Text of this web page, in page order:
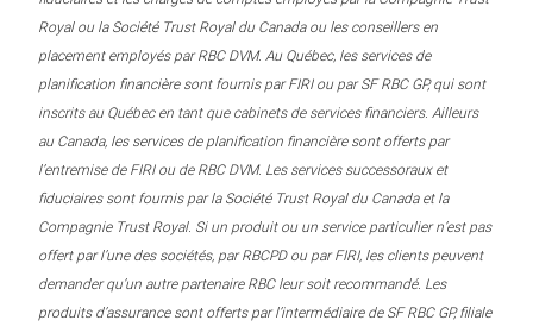
Royal ou la Société Trust Royal du Canada ou les conseillers en
placement employés par RBC DVM. Au Québec, les services de
planification financière sont fournis par FIRI ou par SF RBC GP, qui sont
inscrits au Québec en tant que cabinets de services financiers. Ailleurs
au Canada, les services de planification financière sont offerts par
l’entremise de FIRI ou de RBC DVM. Les services successoraux et
fiduciaires sont fournis par la Société Trust Royal du Canada et la
Compagnie Trust Royal. Si un produit ou un service particulier n’est pas
offert par l’une des sociétés, par RBCPD ou par FIRI, les clients peuvent
demander qu’un autre partenaire RBC leur soit recommandé. Les
produits d’assurance sont offerts par l’intermédiaire de SF RBC GP, filiale